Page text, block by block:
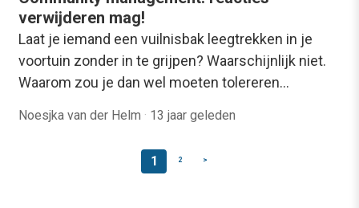
verwijderen mag!
Laat je iemand een vuilnisbak leegtrekken in je
voortuin zonder in te grijpen? Waarschijnlijk niet.
Waarom zou je dan wel moeten tolereren…
Noesjka van der Helm · 13 jaar geleden
1 2 >